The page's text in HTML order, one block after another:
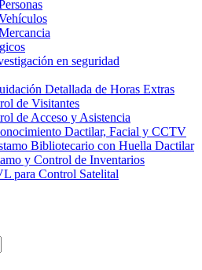
en seguridad
Detallada de Horas Extras
de Visitantes
de Acceso y Asistencia
Dactilar, Facial y CCTV
Bibliotecario con Huella Dactilar
y Control de Inventarios
para Control Satelital